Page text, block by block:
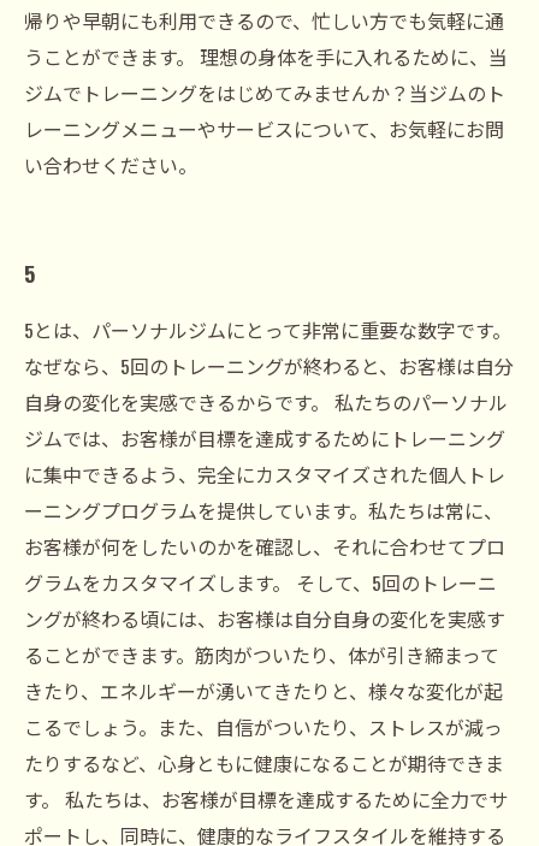
帰りや早朝にも利用できるので、忙しい方でも気軽に通
うことができます。 理想の身体を手に入れるために、当
ジムでトレーニングをはじめてみませんか？当ジムのト
レーニングメニューやサービスについて、お気軽にお問
い合わせください。
5
5とは、パーソナルジムにとって非常に重要な数字です。
なぜなら、5回のトレーニングが終わると、お客様は自分
自身の変化を実感できるからです。 私たちのパーソナル
ジムでは、お客様が目標を達成するためにトレーニング
に集中できるよう、完全にカスタマイズされた個人トレ
ーニングプログラムを提供しています。私たちは常に、
お客様が何をしたいのかを確認し、それに合わせてプロ
グラムをカスタマイズします。 そして、5回のトレーニ
ングが終わる頃には、お客様は自分自身の変化を実感す
ることができます。筋肉がついたり、体が引き締まって
きたり、エネルギーが湧いてきたりと、様々な変化が起
こるでしょう。また、自信がついたり、ストレスが減っ
たりするなど、心身ともに健康になることが期待できま
す。 私たちは、お客様が目標を達成するために全力でサ
ポートし、同時に、健康的なライフスタイルを維持する